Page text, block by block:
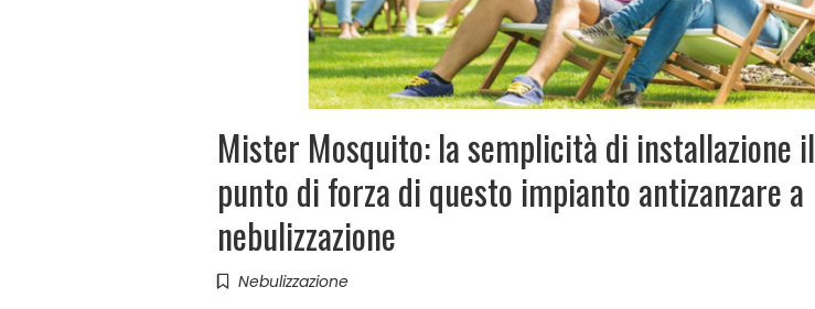
Mister Mosquito: la semplicità di installazione il
punto di forza di questo impianto antizanzare a
nebulizzazione
Nebulizzazione